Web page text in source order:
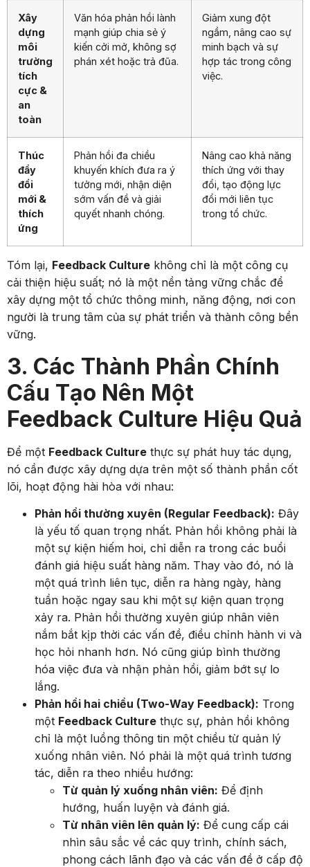
Xây
dựng
môi
trường
tích
cực &
an
toàn
Văn hóa phản hồi lành
mạnh giúp chia sẻ ý
kiến cởi mở, không sợ
phán xét hoặc trả đũa.
Giảm xung đột
ngầm, nâng cao sự
minh bạch và sự
hợp tác trong công
việc.
Thúc
đẩy
đổi
mới &
thích
ứng
Phản hồi đa chiều
khuyến khích đưa ra ý
tưởng mới, nhận diện
sớm vấn đề và giải
quyết nhanh chóng.
Nâng cao khả năng
thích ứng với thay
đổi, tạo động lực
đổi mới liên tục
trong tổ chức.
Tóm lại, Feedback Culture không chỉ là một công cụ
cải thiện hiệu suất; nó là một nền tảng vững chắc để
xây dựng một tổ chức thông minh, năng động, nơi con
người là trung tâm của sự phát triển và thành công bền
vững.
3. Các Thành Phần Chính
Cấu Tạo Nên Một
Feedback Culture Hiệu Quả
Để một Feedback Culture thực sự phát huy tác dụng,
nó cần được xây dựng dựa trên một số thành phần cốt
lõi, hoạt động hài hòa với nhau:
Phản hồi thường xuyên (Regular Feedback): Đây
là yếu tố quan trọng nhất. Phản hồi không phải là
một sự kiện hiếm hoi, chỉ diễn ra trong các buổi
đánh giá hiệu suất hàng năm. Thay vào đó, nó là
một quá trình liên tục, diễn ra hàng ngày, hàng
tuần hoặc ngay sau khi một sự kiện quan trọng
xảy ra. Phản hồi thường xuyên giúp nhân viên
nắm bắt kịp thời các vấn đề, điều chỉnh hành vi và
học hỏi nhanh hơn. Nó cũng giúp bình thường
hóa việc đưa và nhận phản hồi, giảm bớt sự lo
lắng.
Phản hồi hai chiều (Two-Way Feedback): Trong
một Feedback Culture thực sự, phản hồi không
chỉ là một luồng thông tin một chiều từ quản lý
xuống nhân viên. Nó phải là một quá trình tương
tác, diễn ra theo nhiều hướng:
Từ quản lý xuống nhân viên: Để định
hướng, huấn luyện và đánh giá.
Từ nhân viên lên quản lý: Để cung cấp cái
nhìn sâu sắc về các quy trình, chính sách,
phong cách lãnh đạo và các vấn đề ở cấp độ